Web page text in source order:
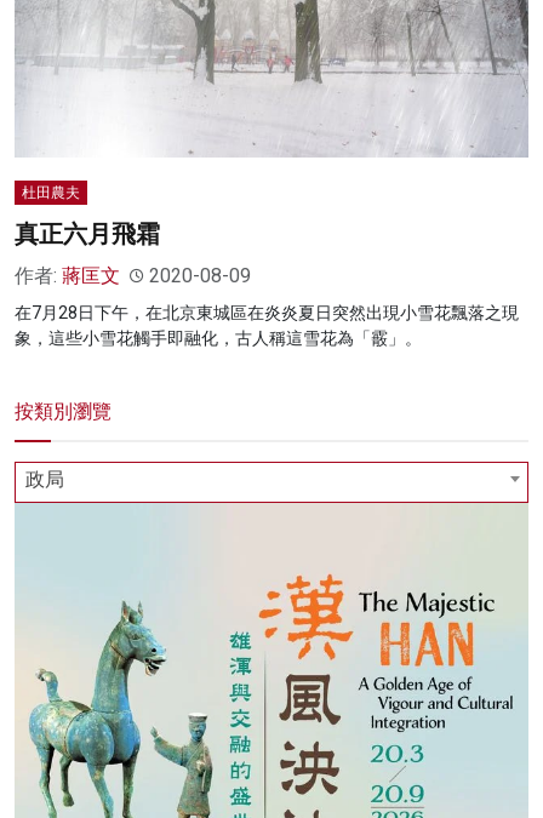
杜田農夫
真正六月飛霜
作者: 蔣匡文 2020-08-09
在7月28日下午，在北京東城區在炎炎夏日突然出現小雪花飄落之現
象，這些小雪花觸手即融化，古人稱這雪花為「霰」。
按類別瀏覽
政局